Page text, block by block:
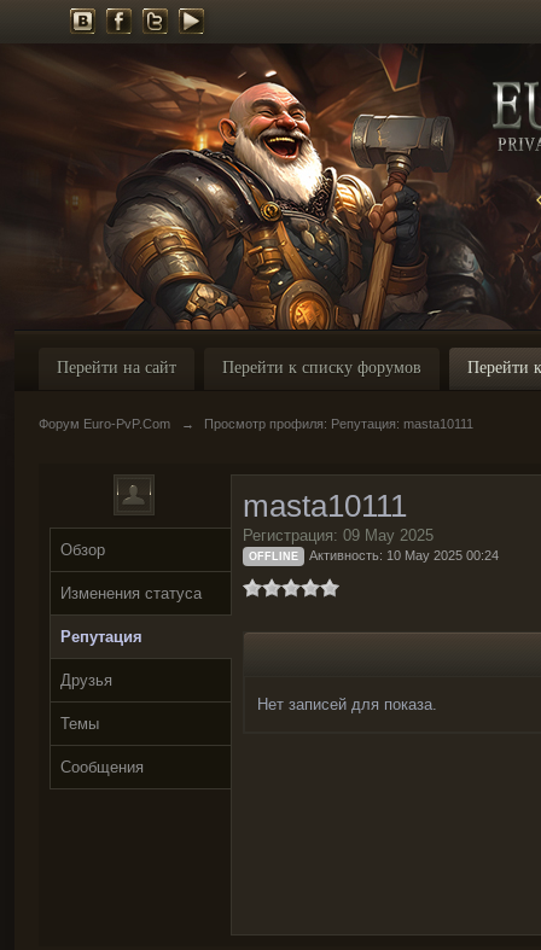
Перейти на сайт Перейти к списку форумов Перейти
Форум Euro-PvP.Com → Просмотр профиля: Репутация: masta10111
Обзор
Изменения статуса
Репутация
Друзья
Темы
Сообщения
masta10111
Регистрация: 09 May 2025
OFFLINE Активность: 10 May 2025 00:24
Нет записей для показа.